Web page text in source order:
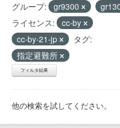
グループ: gr9300
ライセンス:
cc-by
cc-by-21-jp
タグ:
指定避難所
フィルタ結果
他の検索を試してください。